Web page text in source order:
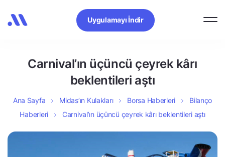
Uygulamayı İndir
Carnival’ın üçüncü çeyrek kârı
beklentileri aştı
Ana Sayfa Midas’ın Kulakları Borsa Haberleri
Bilanço
Haberleri
Carnival’ın üçüncü çeyrek kârı beklentileri aştı